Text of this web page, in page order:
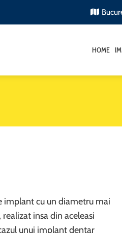
HOME
cu un diametru mai
insa din aceleasi
unui implant dentar